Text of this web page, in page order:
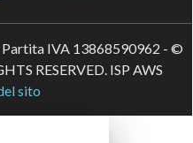
IVA 13868590962 - ©
RESERVED. ISP AWS
sito